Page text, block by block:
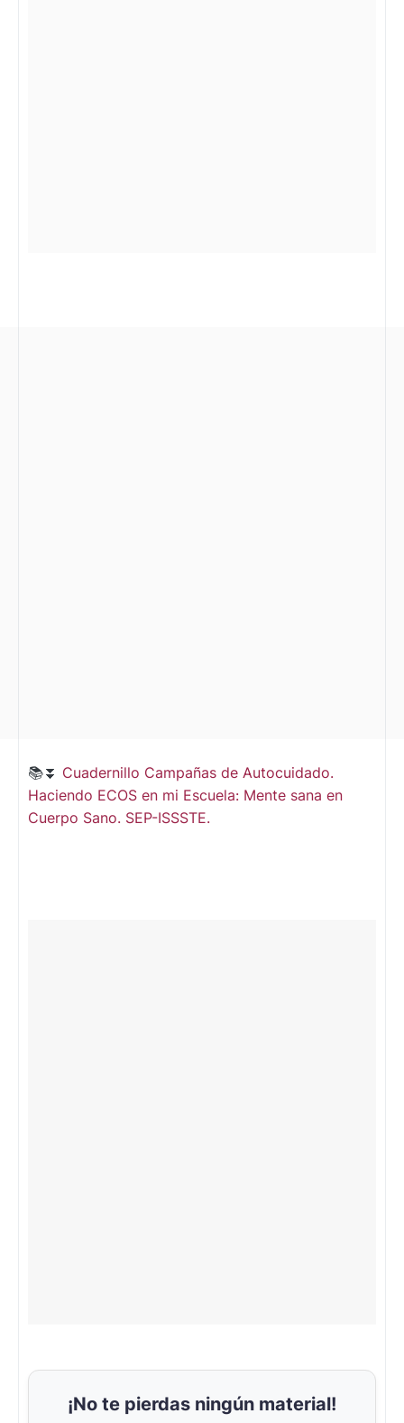
📚⏬ Cuadernillo Campañas de Autocuidado.
Haciendo ECOS en mi Escuela: Mente sana en
Cuerpo Sano. SEP-ISSSTE.
¡No te pierdas ningún material!